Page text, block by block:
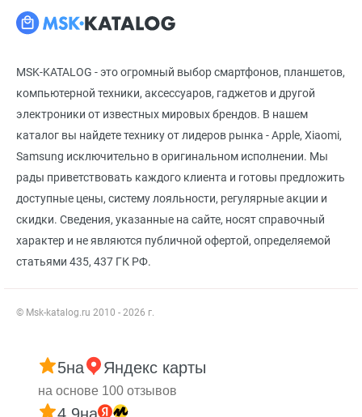
MSK-KATALOG - это огромный выбор смартфонов, планшетов,
компьютерной техники, аксессуаров, гаджетов и другой
электроники от известных мировых брендов. В нашем
каталог вы найдете технику от лидеров рынка - Apple, Xiaomi,
Samsung исключительно в оригинальном исполнении. Мы
рады приветствовать каждого клиента и готовы предложить
доступные цены, систему лояльности, регулярные акции и
скидки. Сведения, указанные на сайте, носят справочный
характер и не являются публичной офертой, определяемой
статьями 435, 437 ГК РФ.
© Msk-katalog.ru 2010 - 2026 г.
5на Яндекс карты
на основе 100 отзывов